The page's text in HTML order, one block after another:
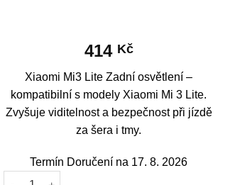
414 Kč
Xiaomi Mi3 Lite Zadní osvětlení –
kompatibilní s modely Xiaomi Mi 3 Lite.
Zvyšuje viditelnost a bezpečnost při jízdě
za šera i tmy.
Termín Doručení na 17. 8. 2026
Xiaomi Mi3 Lite Zadní osvětlení množství